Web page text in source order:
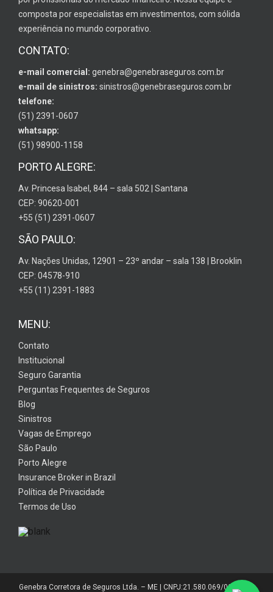
composta por especialistas em investimentos, com sólida
experiência no mundo corporativo.
CONTATO:
e-mail comercial: genebra@genebraseguros.com.br
e-mail de sinistros: sinistros@genebraseguros.com.br
telefone:
(51) 2391-0607
whatsapp:
(51) 98900-1158
PORTO ALEGRE:
Av. Princesa Isabel, 844 – sala 502 | Santana
CEP: 90620-001
+55 (51) 2391-0607
SÃO PAULO:
Av. Nações Unidas, 12901 – 23º andar – sala 138 | Brooklin
CEP: 04578-910
+55 (11) 2391-1883
MENU:
Contato
Institucional
Seguro Garantia
Perguntas Frequentes de Seguros
Blog
Sinistros
Vagas de Emprego
São Paulo
Porto Alegre
Insurance Broker in Brazil
Política de Privacidade
Termos de Uso
Genebra Corretora de Seguros Ltda. – ME | CNPJ:21.580.069/0001-01 |